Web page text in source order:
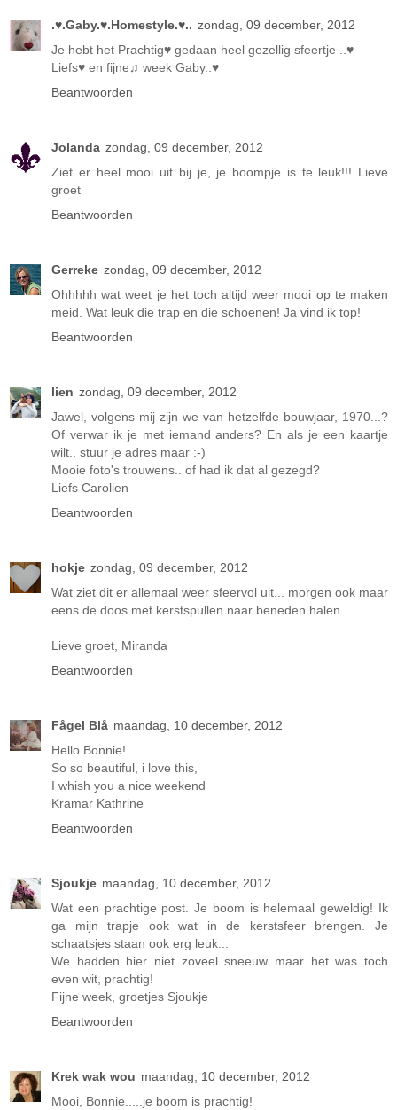
.♥.Gaby.♥.Homestyle.♥.. zondag, 09 december, 2012
Je hebt het Prachtig♥ gedaan heel gezellig sfeertje ..♥
Liefs♥ en fijne♫ week Gaby..♥
Beantwoorden
Jolanda zondag, 09 december, 2012
Ziet er heel mooi uit bij je, je boompje is te leuk!!! Lieve
groet
Beantwoorden
Gerreke zondag, 09 december, 2012
Ohhhhh wat weet je het toch altijd weer mooi op te maken
meid. Wat leuk die trap en die schoenen! Ja vind ik top!
Beantwoorden
lien zondag, 09 december, 2012
Jawel, volgens mij zijn we van hetzelfde bouwjaar, 1970...?
Of verwar ik je met iemand anders? En als je een kaartje
wilt.. stuur je adres maar :-)
Mooie foto's trouwens.. of had ik dat al gezegd?
Liefs Carolien
Beantwoorden
hokje zondag, 09 december, 2012
Wat ziet dit er allemaal weer sfeervol uit... morgen ook maar
eens de doos met kerstspullen naar beneden halen.
Lieve groet, Miranda
Beantwoorden
Fågel Blå maandag, 10 december, 2012
Hello Bonnie!
So so beautiful, i love this,
I whish you a nice weekend
Kramar Kathrine
Beantwoorden
Sjoukje maandag, 10 december, 2012
Wat een prachtige post. Je boom is helemaal geweldig! Ik
ga mijn trapje ook wat in de kerstsfeer brengen. Je
schaatsjes staan ook erg leuk...
We hadden hier niet zoveel sneeuw maar het was toch
even wit, prachtig!
Fijne week, groetjes Sjoukje
Beantwoorden
Krek wak wou maandag, 10 december, 2012
Mooi, Bonnie.....je boom is prachtig!